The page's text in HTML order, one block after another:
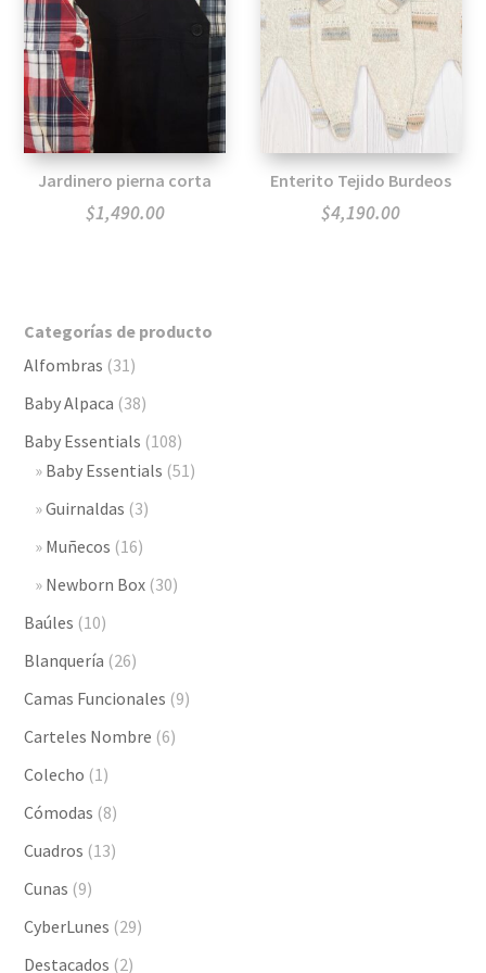
Jardinero pierna corta
$1,490.00
Enterito Tejido Burdeos
$4,190.00
Categorías de producto
Alfombras (31)
Baby Alpaca (38)
Baby Essentials (108)
Baby Essentials (51)
Guirnaldas (3)
Muñecos (16)
Newborn Box (30)
Baúles (10)
Blanquería (26)
Camas Funcionales (9)
Carteles Nombre (6)
Colecho (1)
Cómodas (8)
Cuadros (13)
Cunas (9)
CyberLunes (29)
Destacados (2)